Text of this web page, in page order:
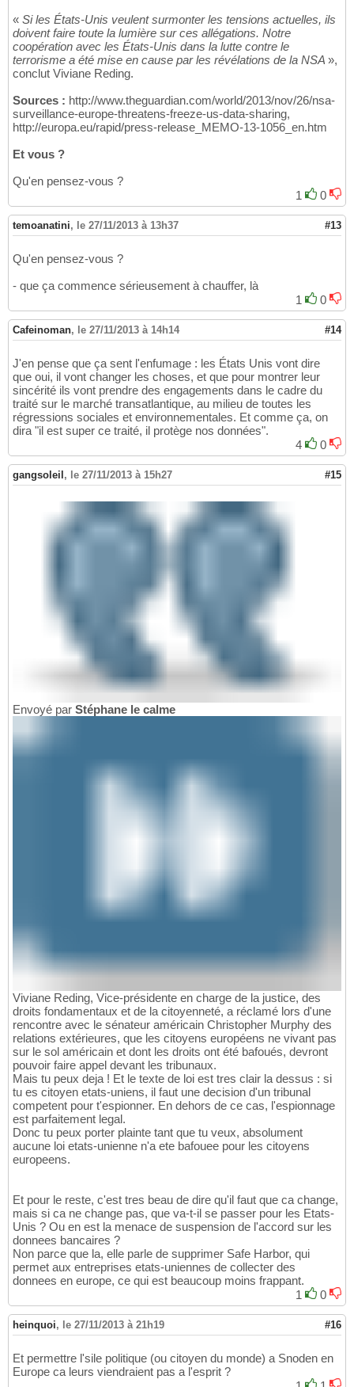
« Si les États-Unis veulent surmonter les tensions actuelles, ils
doivent faire toute la lumière sur ces allégations. Notre
coopération avec les États-Unis dans la lutte contre le
terrorisme a été mise en cause par les révélations de la NSA »,
conclut Viviane Reding.
Sources : http://www.theguardian.com/world/2013/nov/26/nsa-
surveillance-europe-threatens-freeze-us-data-sharing,
http://europa.eu/rapid/press-release_MEMO-13-1056_en.htm
Et vous ?
Qu'en pensez-vous ?
1
0
temoanatini, le 27/11/2013 à 13h37 #13
Qu'en pensez-vous ?
- que ça commence sérieusement à chauffer, là
1
0
Cafeinoman, le 27/11/2013 à 14h14 #14
J'en pense que ça sent l'enfumage : les États Unis vont dire
que oui, il vont changer les choses, et que pour montrer leur
sincérité ils vont prendre des engagements dans le cadre du
traité sur le marché transatlantique, au milieu de toutes les
régressions sociales et environnementales. Et comme ça, on
dira "il est super ce traité, il protège nos données".
4
0
gangsoleil, le 27/11/2013 à 15h27 #15
Envoyé par Stéphane le calme
Viviane Reding, Vice-présidente en charge de la justice, des
droits fondamentaux et de la citoyenneté, a réclamé lors d'une
rencontre avec le sénateur américain Christopher Murphy des
relations extérieures, que les citoyens européens ne vivant pas
sur le sol américain et dont les droits ont été bafoués, devront
pouvoir faire appel devant les tribunaux.
Mais tu peux deja ! Et le texte de loi est tres clair la dessus : si
tu es citoyen etats-uniens, il faut une decision d'un tribunal
competent pour t'espionner. En dehors de ce cas, l'espionnage
est parfaitement legal.
Donc tu peux porter plainte tant que tu veux, absolument
aucune loi etats-unienne n'a ete bafouee pour les citoyens
europeens.
Et pour le reste, c'est tres beau de dire qu'il faut que ca change,
mais si ca ne change pas, que va-t-il se passer pour les Etats-
Unis ? Ou en est la menace de suspension de l'accord sur les
donnees bancaires ?
Non parce que la, elle parle de supprimer Safe Harbor, qui
permet aux entreprises etats-uniennes de collecter des
donnees en europe, ce qui est beaucoup moins frappant.
1
0
heinquoi, le 27/11/2013 à 21h19 #16
Et permettre l'sile politique (ou citoyen du monde) a Snoden en
Europe ca leurs viendraient pas a l'esprit ?